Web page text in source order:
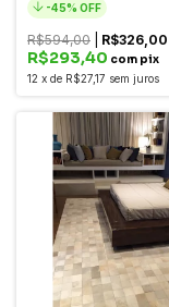
-45% OFF
R$594,00 R$326,00
R$293,40 com pix
12 x de R$27,17 sem juros